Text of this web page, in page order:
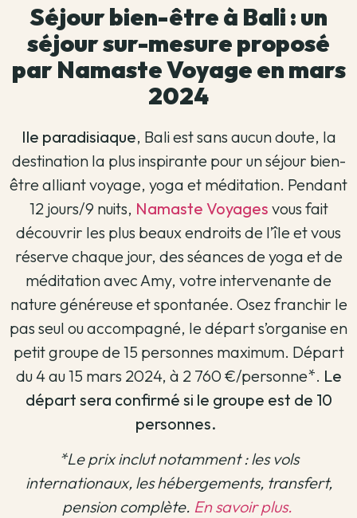
Séjour bien-être à Bali : un
séjour sur-mesure proposé
par Namaste Voyage en mars
2024
Ile paradisiaque, Bali est sans aucun doute, la
destination la plus inspirante pour un séjour bien-
être alliant voyage, yoga et méditation. Pendant
12 jours/9 nuits, Namaste Voyages vous fait
découvrir les plus beaux endroits de l’île et vous
réserve chaque jour, des séances de yoga et de
méditation avec Amy, votre intervenante de
nature généreuse et spontanée. Osez franchir le
pas seul ou accompagné, le départ s’organise en
petit groupe de 15 personnes maximum. Départ
du 4 au 15 mars 2024, à 2 760 €/personne*. Le
départ sera confirmé si le groupe est de 10
personnes.
*Le prix inclut notamment : les vols
internationaux, les hébergements, transfert,
pension complète. En savoir plus.